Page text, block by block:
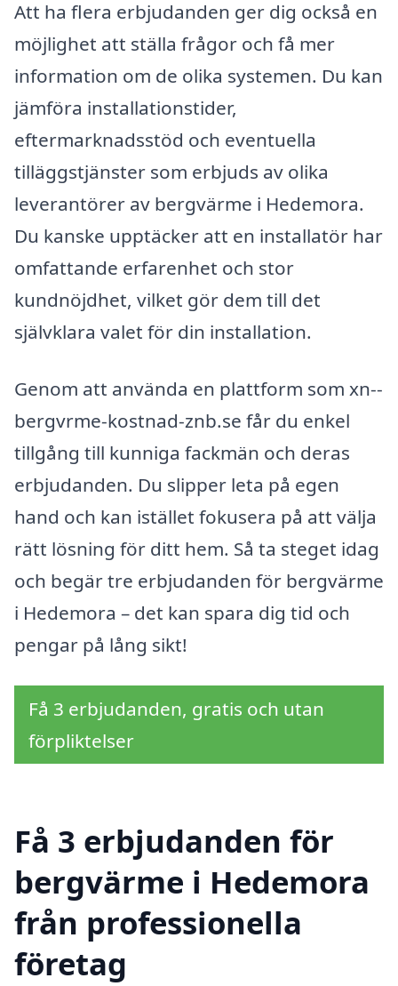
Att ha flera erbjudanden ger dig också en
möjlighet att ställa frågor och få mer
information om de olika systemen. Du kan
jämföra installationstider,
eftermarknadsstöd och eventuella
tilläggstjänster som erbjuds av olika
leverantörer av bergvärme i Hedemora.
Du kanske upptäcker att en installatör har
omfattande erfarenhet och stor
kundnöjdhet, vilket gör dem till det
självklara valet för din installation.
Genom att använda en plattform som xn--
bergvrme-kostnad-znb.se får du enkel
tillgång till kunniga fackmän och deras
erbjudanden. Du slipper leta på egen
hand och kan istället fokusera på att välja
rätt lösning för ditt hem. Så ta steget idag
och begär tre erbjudanden för bergvärme
i Hedemora – det kan spara dig tid och
pengar på lång sikt!
Få 3 erbjudanden, gratis och utan
förpliktelser
Få 3 erbjudanden för
bergvärme i Hedemora
från professionella
företag